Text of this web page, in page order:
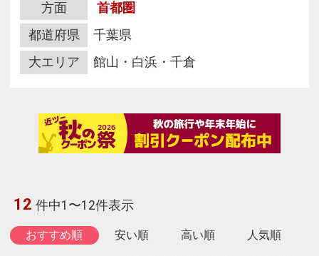
方面
首都圏
都道府県
千葉県
大エリア
館山・白浜・千倉
12 件中1〜12件表示
おすすめ順 安い順 高い順 人気順